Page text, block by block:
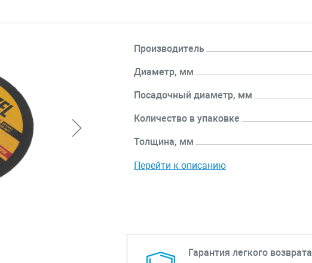
Производитель
Диаметр, мм
Посадочный диаметр, мм
Количество в упаковке
Толщина, мм
Перейти к описанию
Гарантия легкого возврата